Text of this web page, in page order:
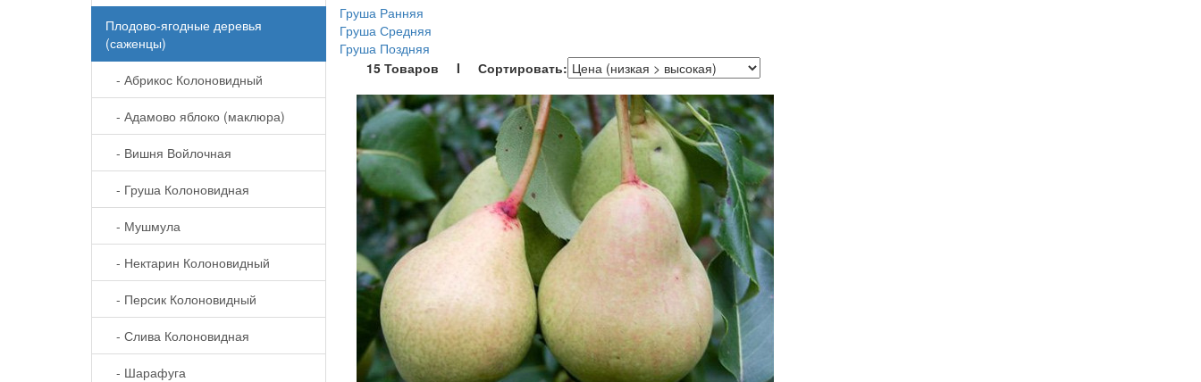
Плодово-ягодные деревья
(саженцы)
- Абрикос Колоновидный
- Адамово яблоко (маклюра)
- Вишня Войлочная
- Груша Колоновидная
- Мушмула
- Нектарин Колоновидный
- Персик Колоновидный
- Слива Колоновидная
- Шарафуга
Груша Ранняя
Груша Средняя
Груша Поздняя
15 Товаров I Сортировать: